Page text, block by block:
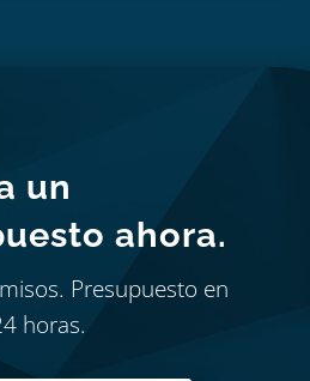
un
ahora.
Presupuesto en
horas.